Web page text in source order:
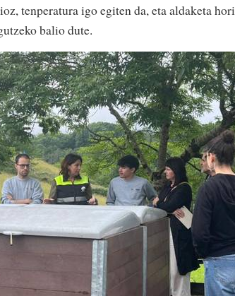
tenperatura igo egiten da, eta aldaketa
balio dute.